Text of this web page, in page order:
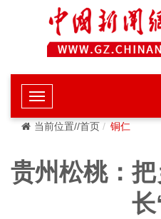
当前位置//首页 铜仁
贵州松桃：
长